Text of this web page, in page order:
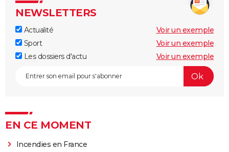
NEWSLETTERS
Actualité
Voir un exemple
Sport
Voir un exemple
Les dossiers d'actu
Voir un exemple
EN CE MOMENT
Incendies en France